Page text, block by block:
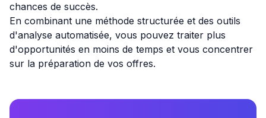
chances de succès.
En combinant une méthode structurée et des outils
d'analyse automatisée, vous pouvez traiter plus
d'opportunités en moins de temps et vous concentrer
sur la préparation de vos offres.